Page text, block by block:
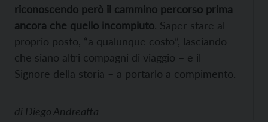
riconoscendo però il cammino percorso prima
ancora che quello incompiuto. Saper stare al
proprio posto, “a qualunque costo”, lasciando
che siano altri compagni di viaggio – e il
Signore della storia – a portarlo a compimento.
di Diego Andreatta